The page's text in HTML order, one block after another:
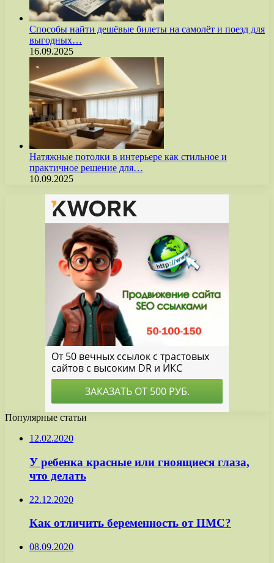
Способы найти дешёвые билеты на самолёт и поезд для
выгодных…
16.09.2025
Натяжные потолки в интерьере как стильное и
практичное решение для…
10.09.2025
Популярные статьи
12.02.2020
У ребенка красные или гноящиеся глаза,
что делать
22.12.2020
Как отличить беременность от ПМС?
08.09.2020